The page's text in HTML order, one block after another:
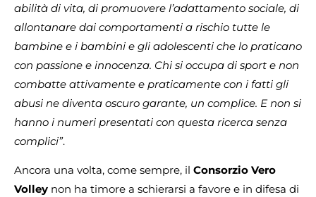
abilità di vita, di promuovere l’adattamento sociale, di
allontanare dai comportamenti a rischio tutte le
bambine e i bambini e gli adolescenti che lo praticano
con passione e innocenza. Chi si occupa di sport e non
combatte attivamente e praticamente con i fatti gli
abusi ne diventa oscuro garante, un complice. E non si
hanno i numeri presentati con questa ricerca senza
complici”.
Ancora una volta, come sempre, il Consorzio Vero
Volley non ha timore a schierarsi a favore e in difesa di